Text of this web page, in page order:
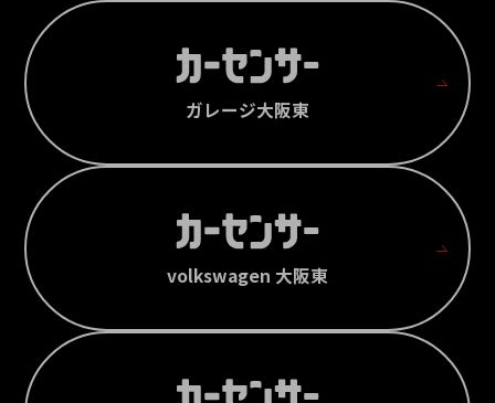
ガレージ大阪東
volkswagen 大阪東